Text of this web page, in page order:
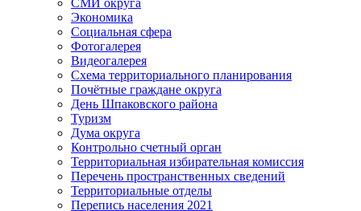
Экономика
Социальная сфера
Фотогалерея
Видеогалерея
Схема территориального планирования
Почётные граждане округа
День Шпаковского района
Туризм
Дума округа
Контрольно счетный орган
Территориальная избирательная комиссия
Перечень пространственных сведений
Территориальные отделы
Перепись населения 2021